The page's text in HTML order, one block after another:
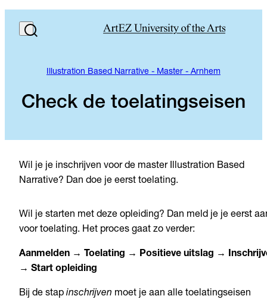
Illustration Based Narrative - Master - Arnhem
Check de toelatingseisen
Wil je je inschrijven voor de master Illustration Based
Narrative? Dan doe je eerst toelating.
Wil je starten met deze opleiding? Dan meld je je eerst
voor toelating. Het proces gaat zo verder:
Aanmelden → Toelating → Positieve uitslag →
→ Start opleiding
Bij de stap inschrijven moet je aan alle toelatingseisen